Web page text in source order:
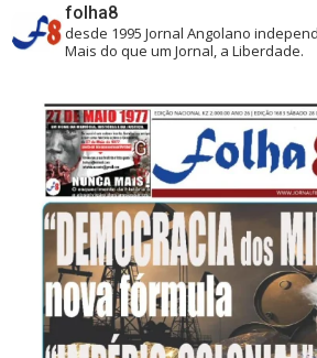
folha8
desde 1995 Jornal Angolano
Mais do que um Jornal, a Liberdade.